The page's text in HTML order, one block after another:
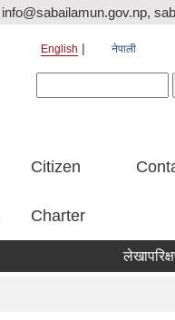
info@sabailamun.gov.np,
English नेपाली
Citizen
Charter